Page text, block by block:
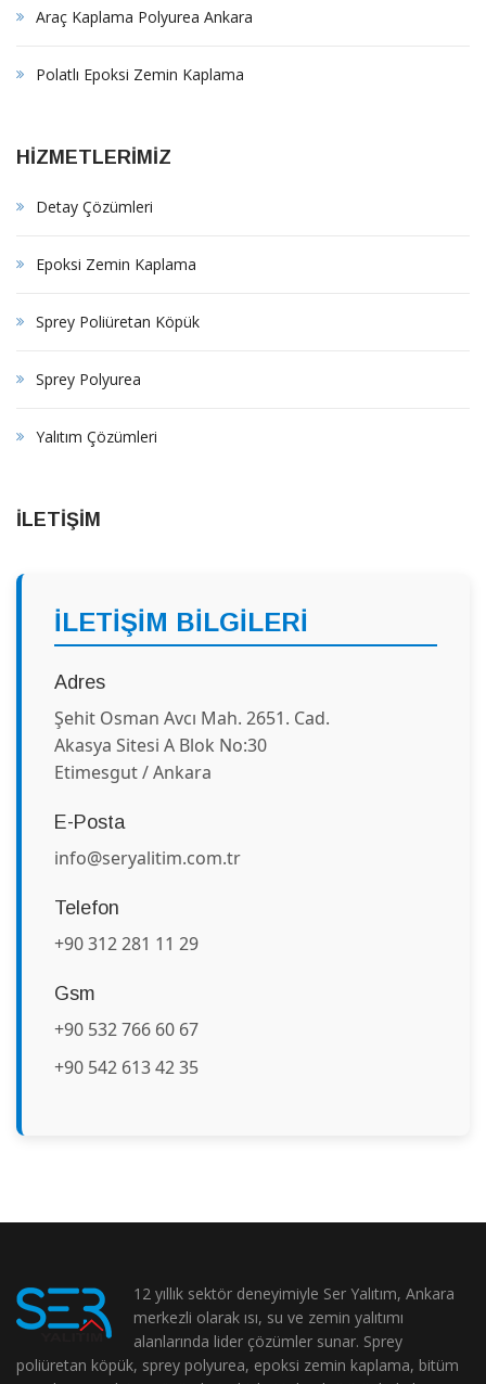
Araç Kaplama Polyurea Ankara
Polatlı Epoksi Zemin Kaplama
HİZMETLERİMİZ
Detay Çözümleri
Epoksi Zemin Kaplama
Sprey Poliüretan Köpük
Sprey Polyurea
Yalıtım Çözümleri
İLETİŞİM
İLETİŞİM BİLGİLERİ
Adres
Şehit Osman Avcı Mah. 2651. Cad.
Akasya Sitesi A Blok No:30
Etimesgut / Ankara
E-Posta
info@seryalitim.com.tr
Telefon
+90 312 281 11 29
Gsm
+90 532 766 60 67
+90 542 613 42 35
12 yıllık sektör deneyimiyle Ser Yalıtım, Ankara
merkezli olarak ısı, su ve zemin yalıtımı
alanlarında lider çözümler sunar. Sprey
poliüretan köpük, sprey polyurea, epoksi zemin kaplama, bitüm